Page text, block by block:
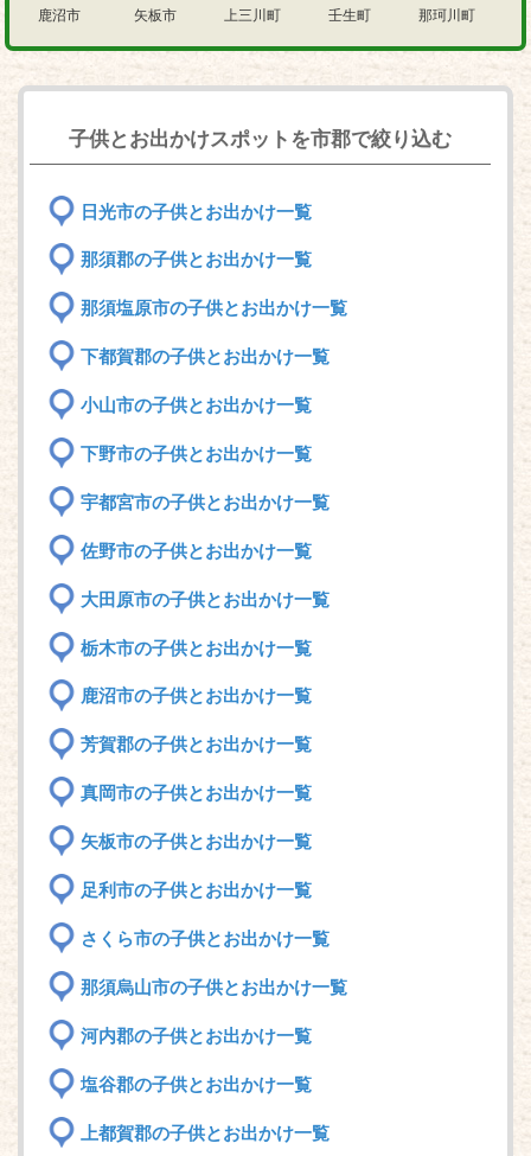
鹿沼市
矢板市
上三川町
壬生町
那珂川町
子供とお出かけスポットを市郡で絞り込む
日光市の子供とお出かけ一覧
那須郡の子供とお出かけ一覧
那須塩原市の子供とお出かけ一覧
下都賀郡の子供とお出かけ一覧
小山市の子供とお出かけ一覧
下野市の子供とお出かけ一覧
宇都宮市の子供とお出かけ一覧
佐野市の子供とお出かけ一覧
大田原市の子供とお出かけ一覧
栃木市の子供とお出かけ一覧
鹿沼市の子供とお出かけ一覧
芳賀郡の子供とお出かけ一覧
真岡市の子供とお出かけ一覧
矢板市の子供とお出かけ一覧
足利市の子供とお出かけ一覧
さくら市の子供とお出かけ一覧
那須烏山市の子供とお出かけ一覧
河内郡の子供とお出かけ一覧
塩谷郡の子供とお出かけ一覧
上都賀郡の子供とお出かけ一覧